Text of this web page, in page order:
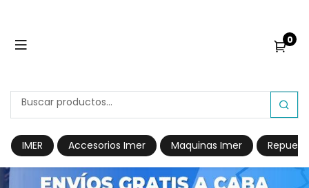
0
IMER Accesorios Imer Maquinas Imer